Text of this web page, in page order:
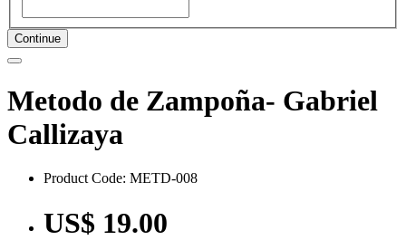
Continue
Metodo de Zampoña- Gabriel
Callizaya
Product Code: METD-008
US$ 19.00